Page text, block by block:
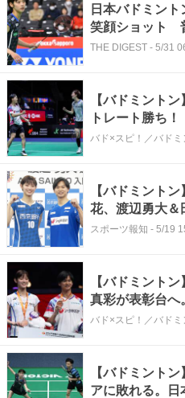
日本バドミン
笑顔ショット
トナーで表彰台
THE DIGEST - 5/31
【バドミント
トレート勝ち
利！＜シンガ
バド×スピ！／バド
【バドミント
花、渡辺勇大
アジア大会代表
スポーツ報知 - 5/19
【バドミント
真彩が表彰台へ
覇！ 韓国はア
バド×スピ！／バド
【バドミント
アに敗れる。日